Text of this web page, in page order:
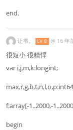
end.
让爷。 LV 8 @ 16 年
很短小 很精悍
var i,j,m,k:longint;
f:array[-1..2000,-
begin